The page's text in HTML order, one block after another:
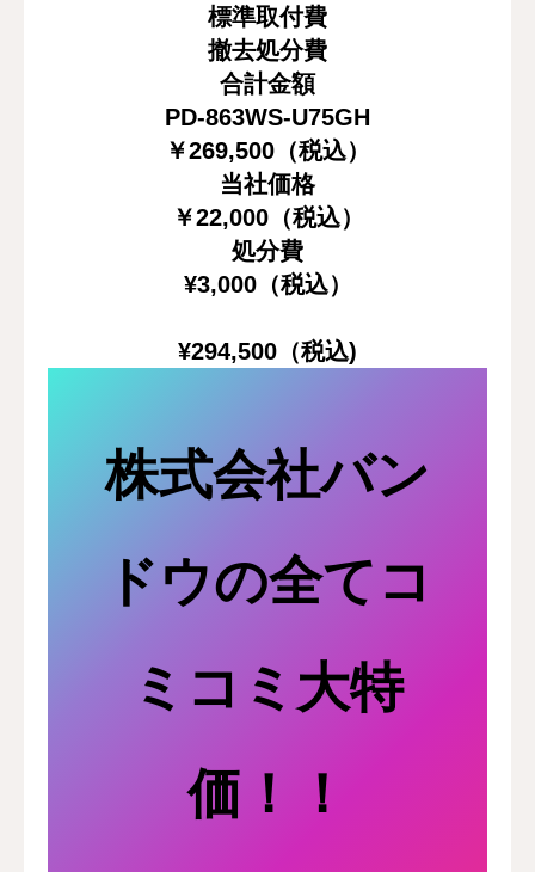
標準取付費
撤去処分費
合計金額
PD-863WS-U75GH
￥269,500（税込）
当社価格
￥22,000（税込）
処分費
¥3,000（税込）
¥294,500（税込)
株式会社バン
ドウの全てコ
ミコミ大特
価！！